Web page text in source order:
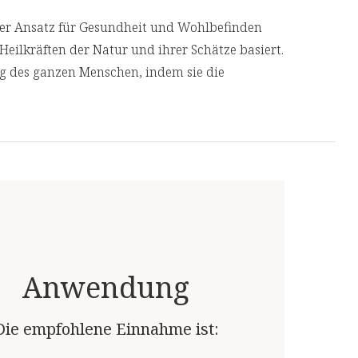
Ansatz für Gesundheit und Wohlbefinden
der Natur und ihrer Schätze basiert.
ganzen Menschen, indem sie die
Anwendung
empfohlene Einnahme ist: